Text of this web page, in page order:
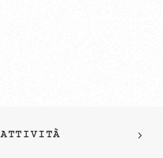
ATTIVITÀ